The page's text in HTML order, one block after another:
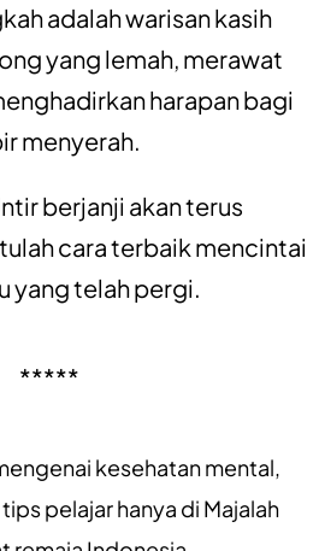
adalah warisan kasih
yang lemah, merawat
harapan bagi
menyerah.
berjanji akan terus
cara terbaik mencintai
yang telah pergi.
*****
kesehatan mental
tips pelajarhanya di Majalah